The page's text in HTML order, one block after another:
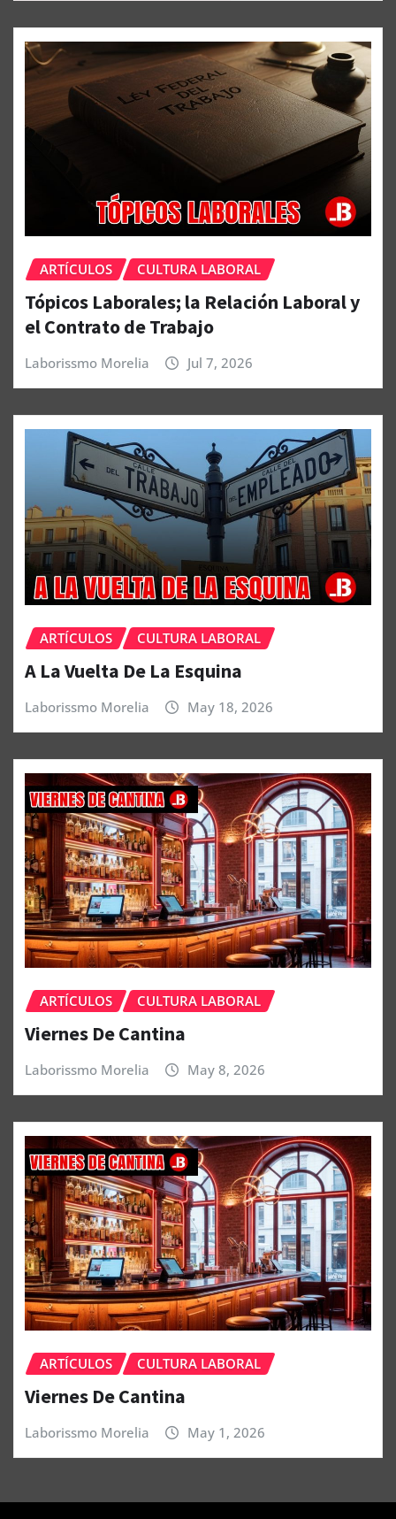
ARTÍCULOS CULTURA LABORAL
Tópicos Laborales; la Relación Laboral y
el Contrato de Trabajo
Laborissmo Morelia Jul 7, 2026
ARTÍCULOS CULTURA LABORAL
A La Vuelta De La Esquina
Laborissmo Morelia May 18, 2026
ARTÍCULOS CULTURA LABORAL
Viernes De Cantina
Laborissmo Morelia May 8, 2026
ARTÍCULOS CULTURA LABORAL
Viernes De Cantina
Laborissmo Morelia May 1, 2026